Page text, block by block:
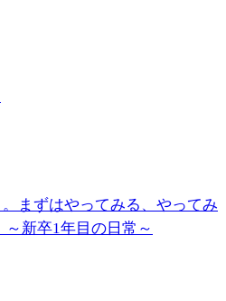
まずはやってみる、やってみ
新卒1年目の日常～